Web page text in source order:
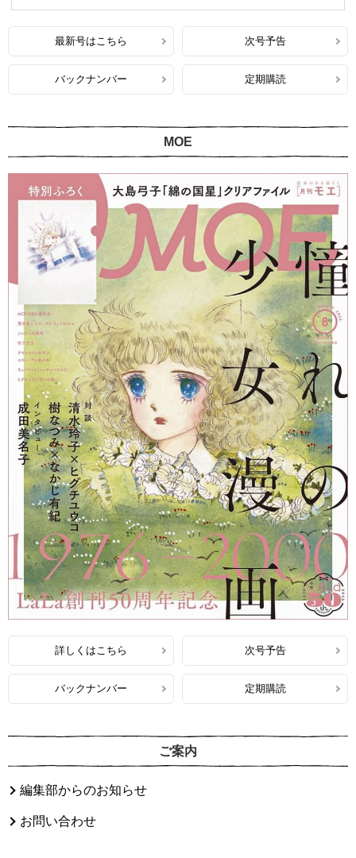
最新号はこちら 次号予告
バックナンバー 定期購読
MOE
詳しくはこちら 次号予告
バックナンバー 定期購読
ご案内
編集部からのお知らせ
お問い合わせ